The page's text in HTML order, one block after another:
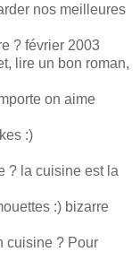
nos meilleures
? février 2003
lire un bon roman,
on aime
:)
? la cuisine est la
:) bizarre
cuisine ? Pour